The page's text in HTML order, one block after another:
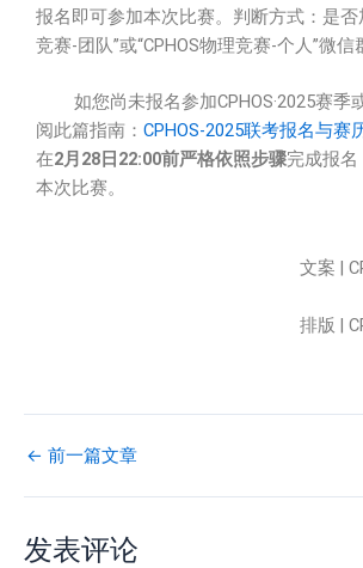
报名即可参加本次比赛。判断方式：是否
竞赛-团队”或“CPHOS物理竞赛-个人”微信
如您尚未报名参加CPHOS·2025赛季
阅此篇指南： CPHOS-2025联考报名与赛
在2月28日22:00前严格依照步骤完成报
本次比赛。
文案 |
排版 |
← 前一篇文章
发表评论